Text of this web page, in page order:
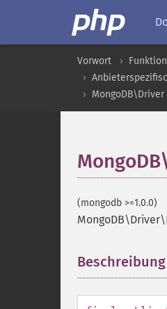
Vorwort
MongoDB\Driver
(mongodb >=1.0.0)
Beschreibung